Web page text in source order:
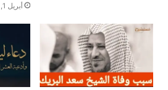
أبريل 1, 2024